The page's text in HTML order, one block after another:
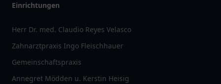
Einrichtungen
Herr Dr. med. Claudio Reyes Velasco
Zahnarztpraxis Ingo Fleischhauer
Gemeinschaftspraxis
Annegret Mödden u. Kerstin Heisig